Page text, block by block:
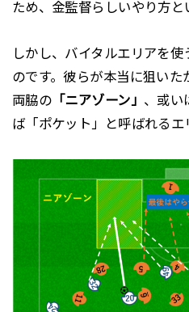
ため、金監督らしいやり方と
しかし、バイタルエリアを
のです。彼らが本当に狙い
両脇の 「ニアゾーン」 、或い
ば「ポケット」と呼ばれるエ